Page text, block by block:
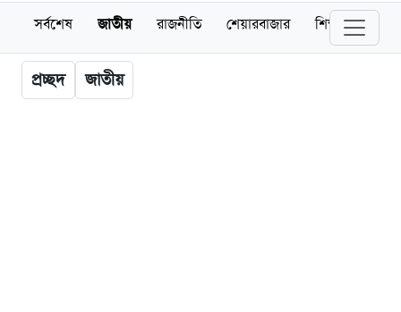
সর্বশেষ জাতীয় রাজনীতি শেয়ারবাজার শিক্ষা
প্রচ্ছদ জাতীয়